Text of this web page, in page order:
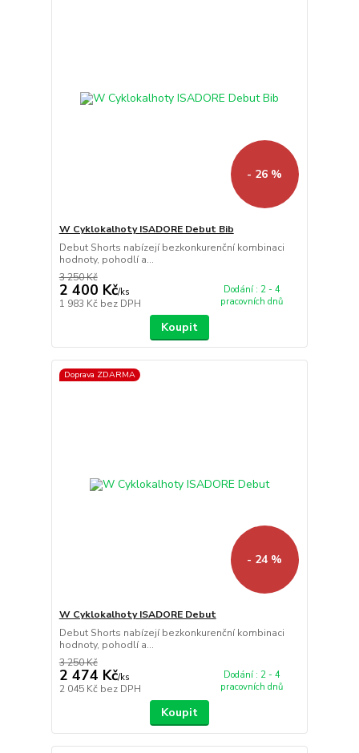
- 26 %
W Cyklokalhoty ISADORE Debut Bib
Debut Shorts nabízejí bezkonkurenční kombinaci
hodnoty, pohodlí a...
3 250 Kč
2 400 Kč/ks
1 983 Kč bez DPH
Dodání : 2 - 4
pracovních dnů
Koupit
Doprava ZDARMA
- 24 %
W Cyklokalhoty ISADORE Debut
Debut Shorts nabízejí bezkonkurenční kombinaci
hodnoty, pohodlí a...
3 250 Kč
2 474 Kč/ks
2 045 Kč bez DPH
Dodání : 2 - 4
pracovních dnů
Koupit